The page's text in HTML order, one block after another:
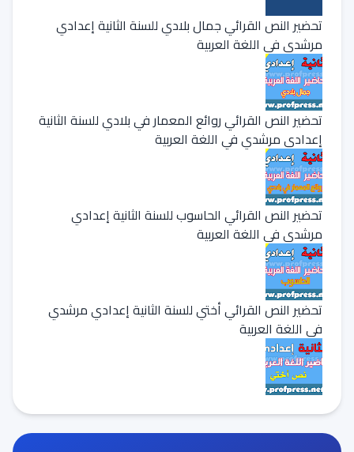
تحضير النص القرائي جمال بلادي للسنة الثانية إعدادي
مرشدي في اللغة العربية
تحضير النص القرائي روائع المعمار في بلادي للسنة الثانية
إعدادي مرشدي في اللغة العربية
تحضير النص القرائي الحاسوب للسنة الثانية إعدادي
مرشدي في اللغة العربية
تحضير النص القرائي أختي للسنة الثانية إعدادي مرشدي
في اللغة العربية